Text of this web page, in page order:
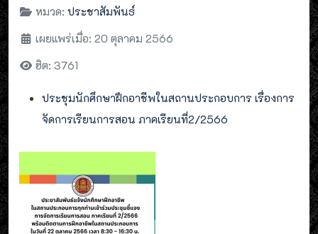
หมวด: ประชาสัมพันธ์
เผยแพร่เมื่อ: 20 ตุลาคม 2566
ฮิต: 3761
ประชุมนักศึกษาฝึกอาชีพในสถานประกอบการ เรื่องการ
จัดการเรียนการสอน ภาคเรียนที่2/2566